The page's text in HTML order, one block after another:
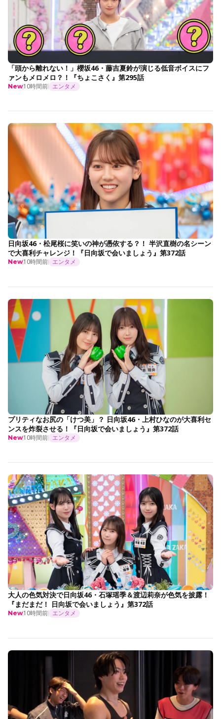
「頭から離れない！」櫻坂46・藤吉夏鈴が演じる低音ボイスにフ
ァンもメロメロ？！『ちょこさく』第295話
New10時間前 エンタメ
日向坂46・松尾桜に笑いの神が憑依する？！ 半沢直樹の名シーン
で大喜利チャレンジ！『日向坂で会いましょう』第372話
New10時間前 エンタメ
プリティなお尻の「けつ美」？ 日向坂46・上村ひなのが大喜利セ
ンスを炸裂させる！『日向坂で会いましょう』第372話
New10時間前 エンタメ
大人の色気対決で日向坂46・石塚瑶季＆渡辺莉奈が色気を披露！
『まだまだ！ 日向坂で会いましょう』第372話
New10時間前 エンタメ